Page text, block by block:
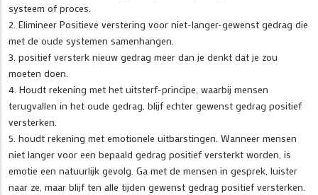
systeem of proces.
2. Elimineer Positieve verstering voor niet-langer-gewenst gedrag die
met de oude systemen samenhangen.
3. positief versterk nieuw gedrag meer dan je denkt dat je zou
moeten doen.
4. Houdt rekening met het uitsterf-principe, waarbij mensen
terugvallen in het oude gedrag, blijf echter gewenst gedrag positief
versterken.
5. houdt rekening met emotionele uitbarstingen. Wanneer mensen
niet langer voor een bepaald gedrag positief versterkt worden, is
emotie een natuurlijk gevolg. Ga met de mensen in gesprek, luister
naar ze, maar blijf ten alle tijden gewenst gedrag positief versterken.